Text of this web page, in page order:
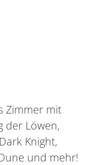
Zimmer mit
der Löwen,
Knight,
und mehr!